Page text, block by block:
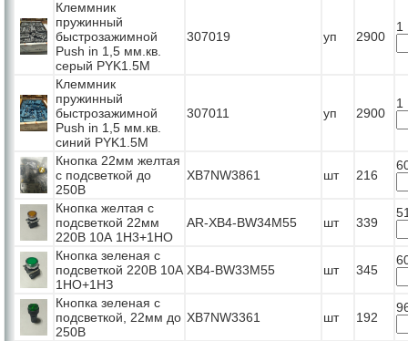
Клеммник
пружинный
быстрозажимной
Push in 1,5 мм.кв.
серый PYK1.5M
307019 уп 2900
1
Клеммник
пружинный
быстрозажимной
Push in 1,5 мм.кв.
синий PYK1.5M
307011 уп 2900
1
Кнопка 22мм желтая
с подсветкой до
250В
XB7NW3861 шт 216
Кнопка желтая с
подсветкой 22мм
220В 10А 1Н3+1НО
AR-XB4-BW34M55 шт 339
Кнопка зеленая с
подсветкой 220В 10А
1НО+1НЗ
XB4-BW33M55 шт 345
Кнопка зеленая с
подсветкой, 22мм до
250В
XB7NW3361 шт 192